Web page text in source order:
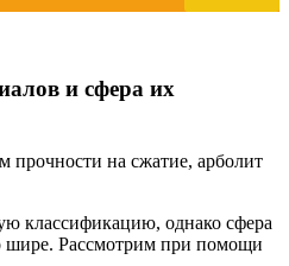
и сфера их
прочности на сжатие, арболит
классификацию, однако сфера
шире. Рассмотрим при помощи